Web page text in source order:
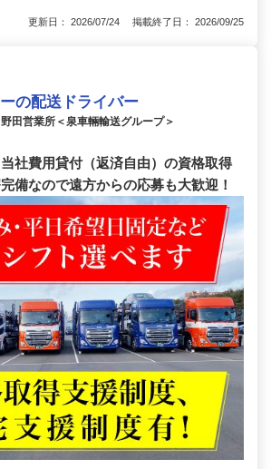
更新日： 2026/07/24 掲載終了日： 2026/09/25
の配送ドライバー
田営業所＜泉車輛輸送グループ＞
社費用貸付（返済自由）の資格取得
備なので遠方からの応募も大歓迎！